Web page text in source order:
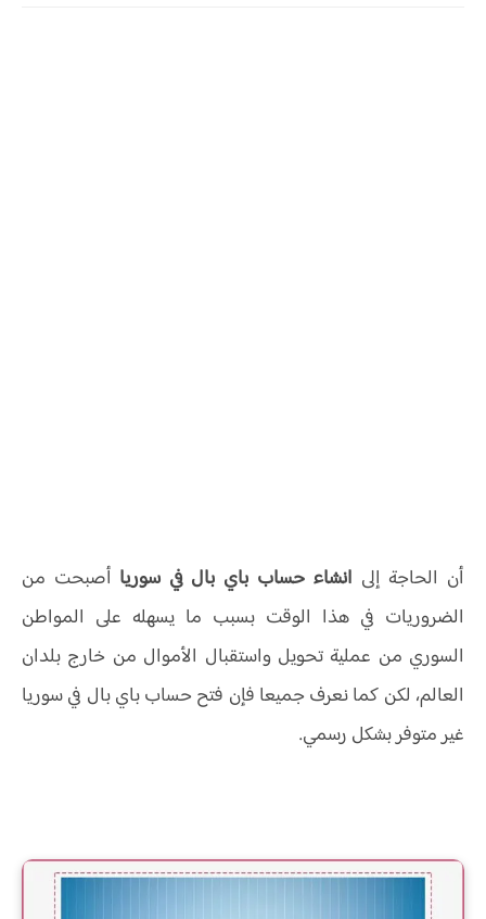
أن الحاجة إلى انشاء حساب باي بال في سوريا أصبحت من
الضروريات في هذا الوقت بسبب ما يسهله على المواطن
السوري من عملية تحويل واستقبال الأموال من خارج بلدان
العالم، لكن كما نعرف جميعا فإن فتح حساب باي بال في سوريا
غير متوفر بشكل رسمي.